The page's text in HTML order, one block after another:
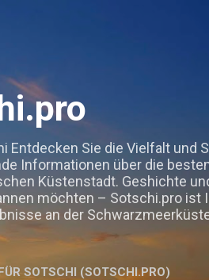
Sie die Vielfalt und
Informationen über die
Küstenstadt. Geshichte
möchten – Sotschi.pro ist
an der
SOTSCHI (SOTSCHI.PRO)